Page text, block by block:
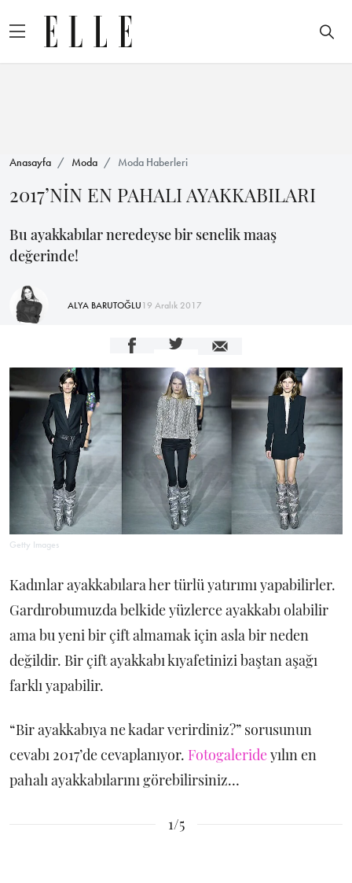
Anasayfa Moda Moda Haberleri
2017’NİN EN PAHALI AYAKKABILARI
Bu ayakkabılar neredeyse bir senelik maaş
değerinde!
ALYA BARUTOĞLU19 Aralık 2017
Getty Images
Kadınlar ayakkabılara her türlü yatırımı yapabilirler.
Gardırobumuzda belkide yüzlerce ayakkabı olabilir
ama bu yeni bir çift almamak için asla bir neden
değildir. Bir çift ayakkabı kıyafetinizi baştan aşağı
farklı yapabilir.
“Bir ayakkabıya ne kadar verirdiniz?” sorusunun
cevabı 2017’de cevaplanıyor. Fotogalerideyılın en
pahalı ayakkabılarını görebilirsiniz…
1/5